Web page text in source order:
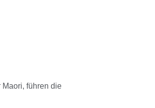
führen die